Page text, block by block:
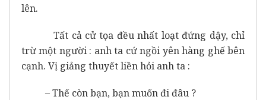
lên.
Tất cả cử tọa đều nhất loạt đứng dậy, chỉ
trừ một người : anh ta cứ ngồi yên hàng ghế bên
cạnh. Vị giảng thuyết liền hỏi anh ta :
– Thế còn bạn, bạn muốn đi đâu ?